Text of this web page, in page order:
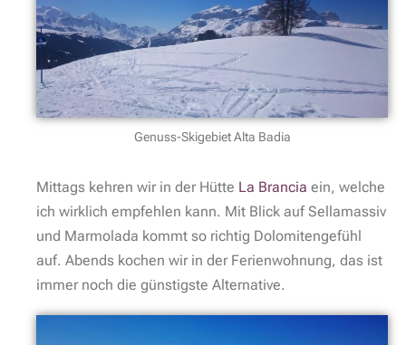
Genuss-Skigebiet Alta Badia
Mittags kehren wir in der Hütte La Brancia ein, welche
ich wirklich empfehlen kann. Mit Blick auf Sellamassiv
und Marmolada kommt so richtig Dolomitengefühl
auf. Abends kochen wir in der Ferienwohnung, das ist
immer noch die günstigste Alternative.